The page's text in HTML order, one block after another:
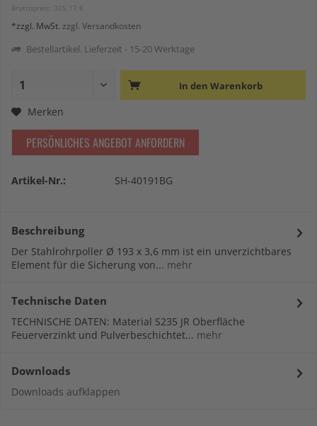
Bruttopreis: 325,17 €
*zzgl. MwSt. zzgl. Versandkosten
Bestellartikel. Lieferzeit - 15-20 Werktage
In den Warenkorb
Merken
PERSÖNLICHES ANGEBOT ANFORDERN
Artikel-Nr.: SH-40191BG
Beschreibung
Der Stahlrohrpoller Ø 193 x 3,6 mm ist ein unverzichtbares
Element für die Sicherung von... mehr
Technische Daten
TECHNISCHE DATEN: Material S235 JR Oberfläche
Feuerverzinkt und Pulverbeschichtet... mehr
Downloads
Downloads aufklappen